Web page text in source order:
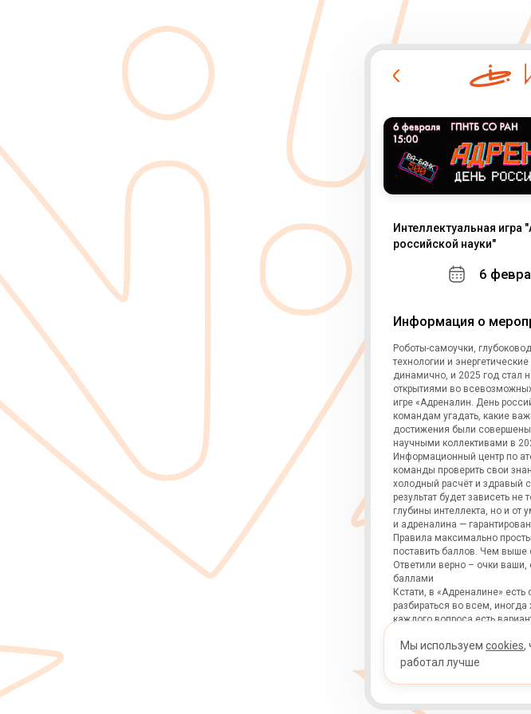
Интеллектуальная игра
российской науки"
6
Информация о
Роботы-самоучки,
технологии и
динамично, и 2025 год
открытиями во
игре «Адреналин. День
командам угадать, какие
достижения были
научными коллективами в
Информационный центр по
команды проверить свои
холодный расчёт и здравый
результат будет зависеть не
глубины интеллекта, но и от
и адреналина —
Правила максимально
поставить баллов. Чем выше
Ответили верно – очки
баллами
Кстати, в «Адреналине»
разбираться во всем, иногда
каждого вопроса есть
1. Собрать команду от 3 до 5
2. Зарегистрировать
Мы используем cookies,
работал лучше